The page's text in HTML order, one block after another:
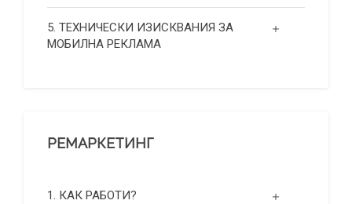
5. ТЕХНИЧЕСКИ ИЗИСКВАНИЯ ЗА
МОБИЛНА РЕКЛАМА
РЕМАРКЕТИНГ
1. КАК РАБОТИ?